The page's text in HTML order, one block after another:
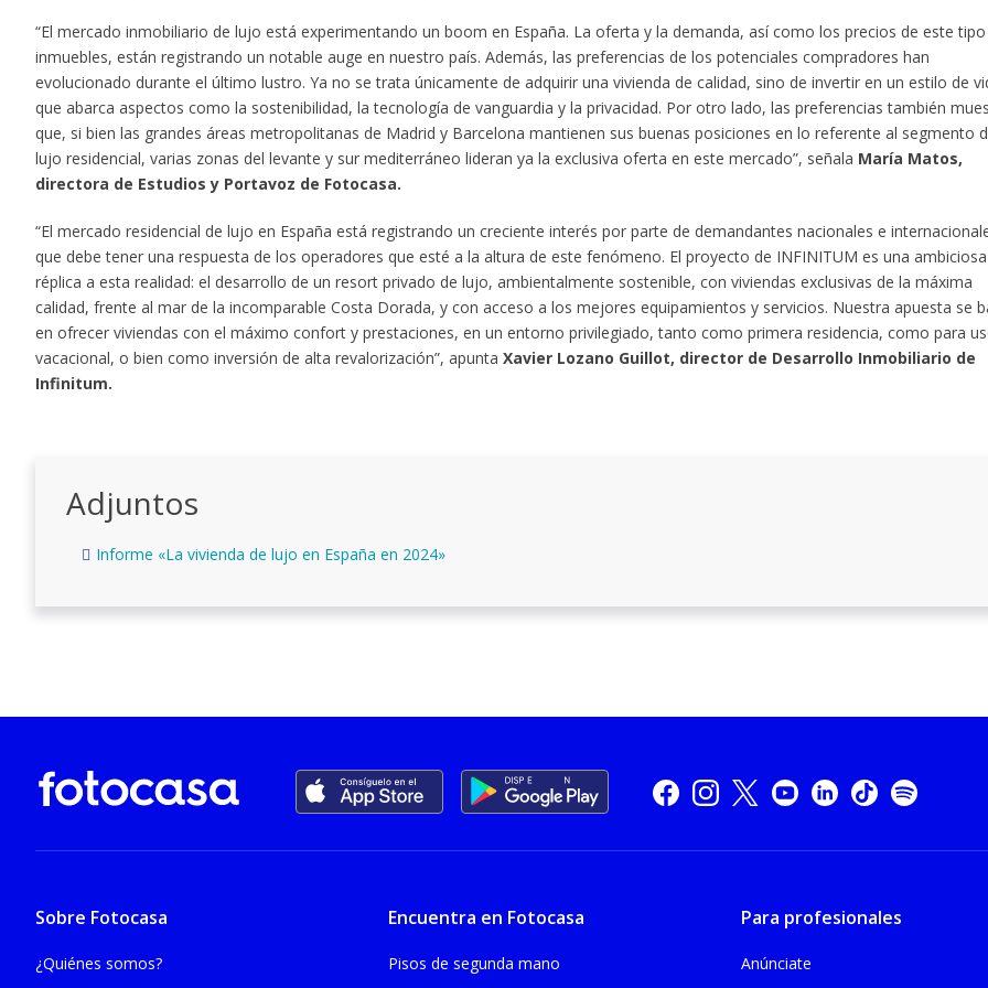
“El mercado inmobiliario de lujo está experimentando un boom en España. La oferta y la demanda, así como los precios de este tipo
inmuebles, están registrando un notable auge en nuestro país. Además, las preferencias de los potenciales compradores han
evolucionado durante el último lustro. Ya no se trata únicamente de adquirir una vivienda de calidad, sino de invertir en un estilo de
que abarca aspectos como la sostenibilidad, la tecnología de vanguardia y la privacidad. Por otro lado, las preferencias también
que, si bien las grandes áreas metropolitanas de Madrid y Barcelona mantienen sus buenas posiciones en lo referente al segmento
lujo residencial, varias zonas del levante y sur mediterráneo lideran ya la exclusiva oferta en este mercado”, señala María Matos,
directora de Estudios y Portavoz de Fotocasa.
“El mercado residencial de lujo en España está registrando un creciente interés por parte de demandantes nacionales e
que debe tener una respuesta de los operadores que esté a la altura de este fenómeno. El proyecto de INFINITUM es una ambiciosa
réplica a esta realidad: el desarrollo de un resort privado de lujo, ambientalmente sostenible, con viviendas exclusivas de la máxima
calidad, frente al mar de la incomparable Costa Dorada, y con acceso a los mejores equipamientos y servicios. Nuestra apuesta se
en ofrecer viviendas con el máximo confort y prestaciones, en un entorno privilegiado, tanto como primera residencia, como para
vacacional, o bien como inversión de alta revalorización”, apunta Xavier Lozano Guillot, director de Desarrollo Inmobiliario de
Infinitum.
Adjuntos
Informe «La vivienda de lujo en España en 2024»
Sobre Fotocasa
¿Quiénes somos?
Encuentra en Fotocasa
Pisos de segunda mano
Para profesionales
Anúnciate